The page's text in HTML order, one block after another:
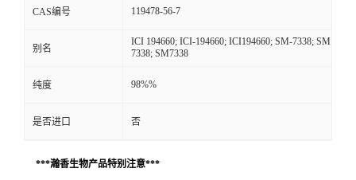
CAS编号 119478-56-7
别名
ICI 194660; ICI-194660; ICI194660; SM-7338; SM
7338; SM7338
纯度 98%%
是否进口 否
***瀚香生物产品特别注意***